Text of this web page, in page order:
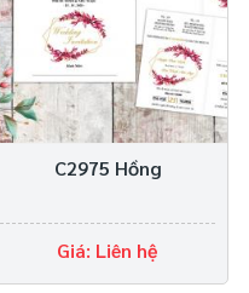
C2975 Hồng
Giá: Liên hệ